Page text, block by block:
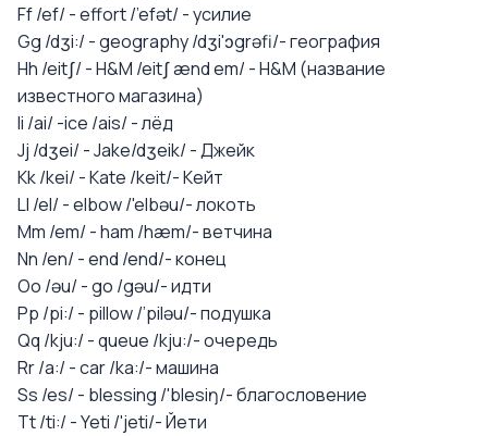
Ff /ef/ - effort /’efət/ - усилие
Gg /dʒi:/ - geography /dʒi'ɔgrəfi/- география
Hh /eitʃ/ - H&M /eitʃ ænd em/ - H&M (название
известного магазина)
Ii /ai/ -ice /ais/ - лёд
Jj /dʒei/ - Jake/dʒeik/ - Джейк
Kk /kei/ - Kate /keit/- Кейт
Ll /el/ - elbow /'elbəu/- локоть
Mm /em/ - ham /hæm/- ветчина
Nn /en/ - end /end/- конец
Oo /əu/ - go /gəu/- идти
Pp /pi:/ - pillow /’piləu/- подушка
Qq /kju:/ - queue /kju:/- очередь
Rr /a:/ - car /ka:/- машина
Ss /es/ - blessing /'blesiŋ/- благословение
Tt /ti:/ - Yeti /'jeti/- Йети